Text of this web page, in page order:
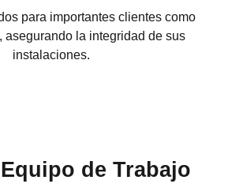
para importantes clientes como
asegurando la integridad de sus
instalaciones.
de Trabajo